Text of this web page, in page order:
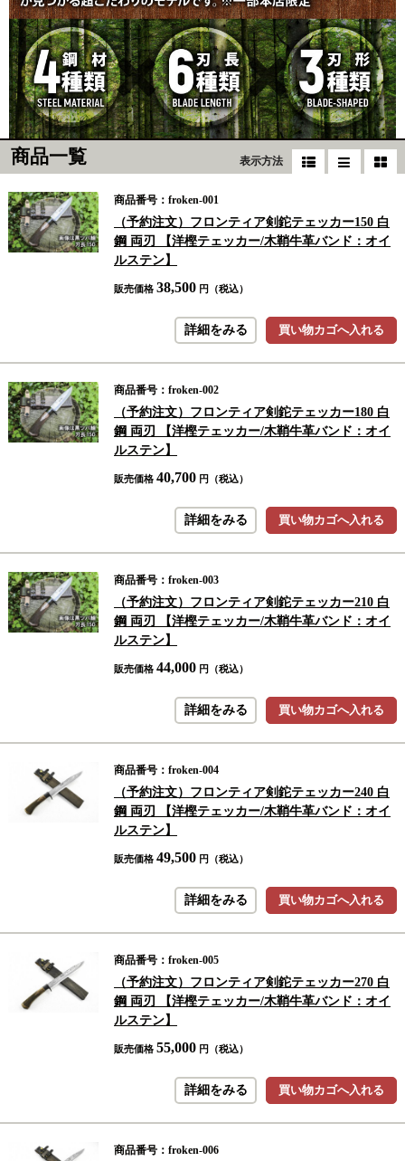
商品一覧 表示方法
商品番号：froken-001
（予約注文）フロンティア剣鉈テェッカー150 白
鋼 両刃 【洋樫テェッカー/木鞘牛革バンド：オイ
ルステン】
販売価格 38,500 円（税込）
買い物カゴへ入れる
詳細をみる
商品番号：froken-002
（予約注文）フロンティア剣鉈テェッカー180 白
鋼 両刃 【洋樫テェッカー/木鞘牛革バンド：オイ
ルステン】
販売価格 40,700 円（税込）
買い物カゴへ入れる
詳細をみる
商品番号：froken-003
（予約注文）フロンティア剣鉈テェッカー210 白
鋼 両刃 【洋樫テェッカー/木鞘牛革バンド：オイ
ルステン】
販売価格 44,000 円（税込）
買い物カゴへ入れる
詳細をみる
商品番号：froken-004
（予約注文）フロンティア剣鉈テェッカー240 白
鋼 両刃 【洋樫テェッカー/木鞘牛革バンド：オイ
ルステン】
販売価格 49,500 円（税込）
買い物カゴへ入れる
詳細をみる
商品番号：froken-005
（予約注文）フロンティア剣鉈テェッカー270 白
鋼 両刃 【洋樫テェッカー/木鞘牛革バンド：オイ
ルステン】
販売価格 55,000 円（税込）
買い物カゴへ入れる
詳細をみる
商品番号：froken-006